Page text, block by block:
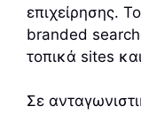
επιχείρησης.
branded
τοπικά sites
Σε